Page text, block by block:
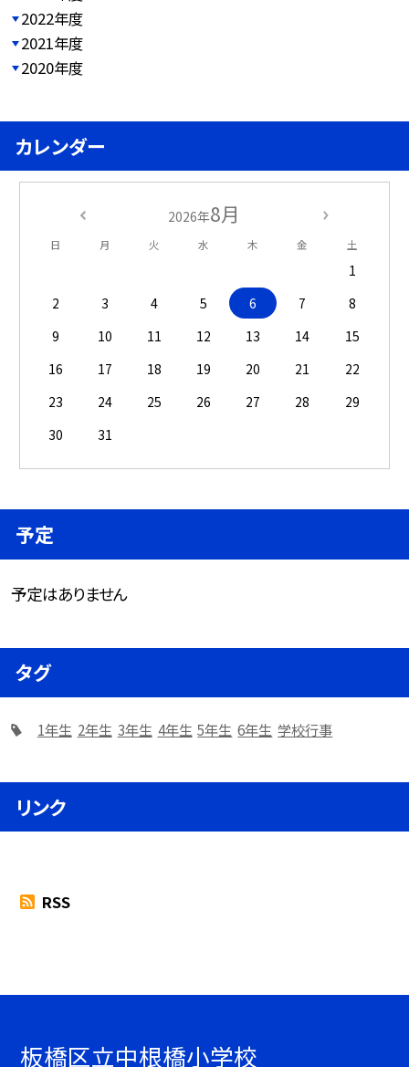
2022年度
2021年度
2020年度
カレンダー
2026年8月
日 月 火 水 木 金 土
1
2
3 4 5 6 7
8
9
10 11 12 13 14
15
16
17 18 19 20 21
22
23
24 25 26 27 28
29
30
31
予定
予定はありません
タグ
1年生 2年生 3年生 4年生 5年生 6年生 学校行事
リンク
RSS
板橋区立中根橋小学校